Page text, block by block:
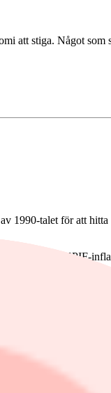
stiga. Något som
1990-talet för att
av så sjönk KPIF-
oktober. Det finns
ännu är det alldeles
takt. KPIF exklusive
till 7,5
har priserna på